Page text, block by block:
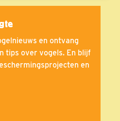
en ontvang
tips over vogels. En blijf
en